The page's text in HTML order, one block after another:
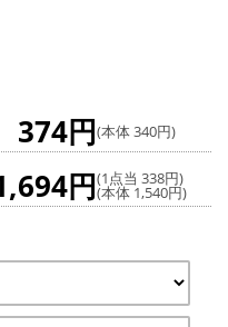
374円(本体 340円)
円(1点当 338円)
(本体 1,540円)